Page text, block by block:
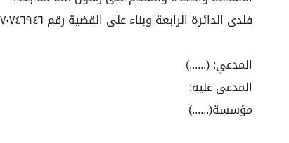
فلدى الدائرة الرابعة وبناء على القضية رقم ٤٤٧٠٧٤٦٩٤٦لعام١٤٤٤ه
المدعي: (......)
المدعى عليه:
مؤسسة(......)